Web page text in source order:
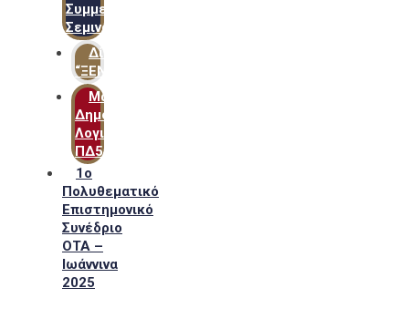
Συμμετοχής
Σεμιναρίων
Δίκτυο
“ΞΕΝΟΦΩΝ”
Μακροχρόνιο
Δημόσιο
Λογιστικό
ΠΔ54
1ο
Πολυθεματικό
Επιστημονικό
Συνέδριο
ΟΤΑ –
Ιωάννινα
2025